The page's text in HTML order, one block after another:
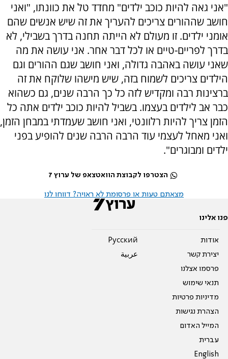
"אני גאה להיות כוכב ילדים" מחדד טל את כוונתו, "ואני
חושב שההורים צריכים להעריך את זה שיש אנשים שהם
אומני ילדים. זו מעולם לא הייתה תחנה בדרך בשבילי, לא
בדרך לפריים-טיים או לכל דבר אחר. אני עושה את מה
שאני עושה באהבה גדולה, ואני חושב שגם ההורים וגם
הילדים צריכים לשמוח בזה, שיש מישהו שלוקח את זה
ברצינות רבה ומקדיש לזה כל כך הרבה שנים, גם כשהוא
כבר אב לילדים בעצמו. בשביל להיות כוכב ילדים אתה כל
הזמן צריך להיות רלוונטי, ואני חושב שעמדתי במבחן הזמן,
ואני מאחל לעצמי עוד הרבה הרבה שנים להופיע בפני
ילדים ומבוגרים".
הצטרפו לקבוצת הוואטצאפ של ערוץ 7
מצאתם טעות או פרסומת לא ראויה? דווחו לנו
פנו אלינו
אודות
יצירת קשר
פרסמו אצלנו
תנאי שימוש
מדיניות פרטיות
הצהרת נגישות
המייל האדום
עברית
English
Pусский
عربية